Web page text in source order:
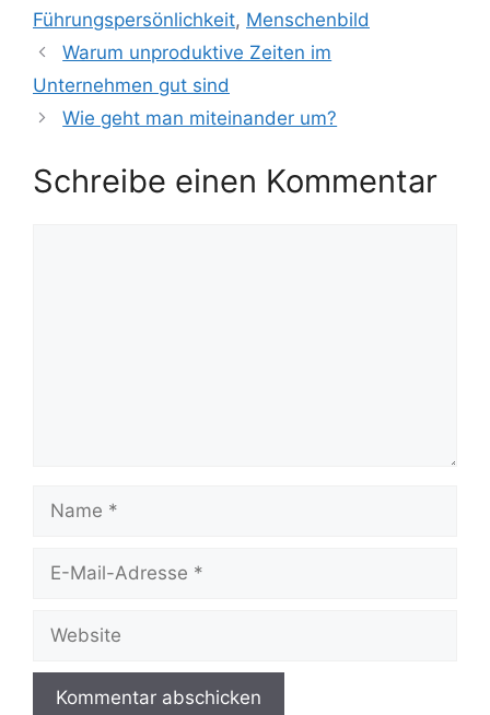
Führungspersönlichkeit, Menschenbild
Warum unproduktive Zeiten im
Unternehmen gut sind
Wie geht man miteinander um?
Schreibe einen Kommentar
Mail-